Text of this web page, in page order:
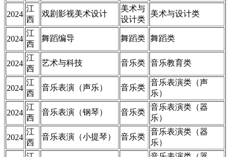
2024
江
西
戏剧影视美术设计
美术与
设计类
美术与设计类
2024
江
西
舞蹈编导 舞蹈类 舞蹈类
2024
江
西
艺术与科技 音乐类 音乐教育类
2024
江
西
音乐表演（声乐） 音乐类
音乐表演类（声
乐）
2024
江
西
音乐表演（钢琴） 音乐类
音乐表演类（器
乐）
2024
江
西
音乐表演（小提琴） 音乐类
音乐表演类（器
乐）